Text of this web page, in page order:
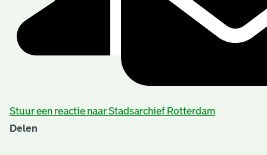
Stuur een reactie naar Stadsarchief Rotterdam
Delen